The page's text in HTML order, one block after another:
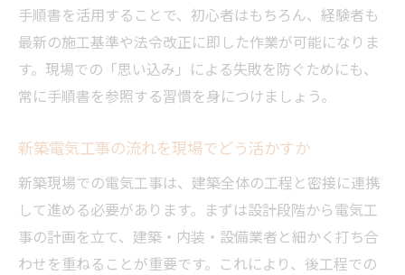
手順書を活用することで、初心者はもちろん、経験者も
最新の施工基準や法令改正に即した作業が可能になりま
す。現場での「思い込み」による失敗を防ぐためにも、
常に手順書を参照する習慣を身につけましょう。
新築電気工事の流れを現場でどう活かすか
新築現場での電気工事は、建築全体の工程と密接に連携
して進める必要があります。まずは設計段階から電気工
事の計画を立て、建築・内装・設備業者と細かく打ち合
わせを重ねることが重要です。これにより、後工程での